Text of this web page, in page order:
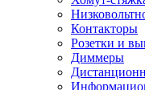
Контакторы
Розетки и
Диммеры